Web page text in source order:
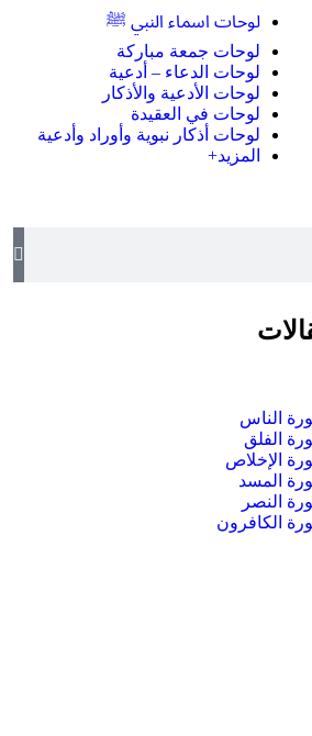
لوحات اسماء النبي ﷺ
لوحات جمعة مباركة
لوحات الدعاء – أدعية
لوحات الأدعية والأذكار
لوحات في العقيدة
لوحات أذكار نبوية وأوراد وأدعية
المزيد+
الناس
الفلق
الإخلاص
المسد
النصر
الكافرون